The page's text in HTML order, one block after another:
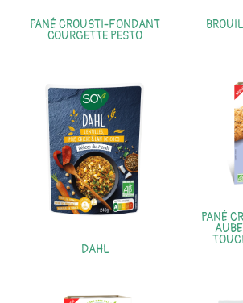
PANÉ CROUSTI-FONDANT
COURGETTE PESTO
DAHL
PANÉ